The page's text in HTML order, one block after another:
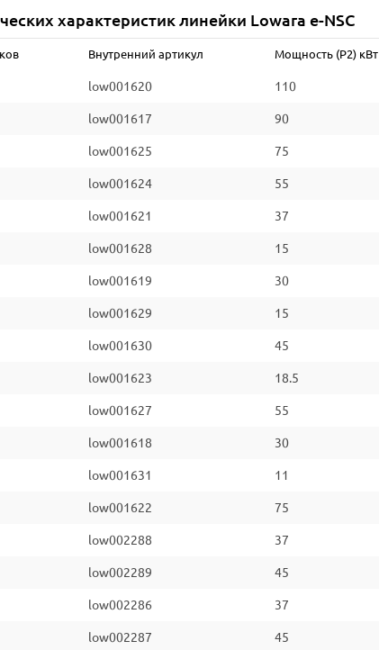
характеристик линейки Lowara e-NSC
Внутренний артикул Мощность (P2) кВт
low001620 110
low001617 90
low001625 75
low001624 55
low001621 37
low001628 15
low001619 30
low001629 15
low001630 45
low001623 18.5
low001627 55
low001618 30
low001631 11
low001622 75
low002288 37
low002289 45
low002286 37
low002287 45